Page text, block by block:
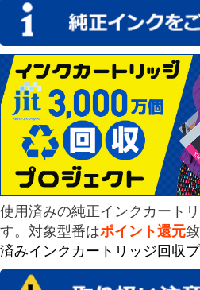
使用済みの純正インクカート
す。対象型番はポイント還元
済みインクカートリッジ回収プ